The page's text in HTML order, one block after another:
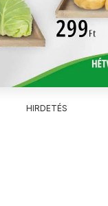
HIRDETÉS